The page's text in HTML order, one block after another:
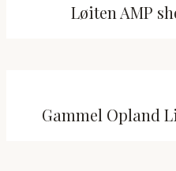
Løiten AMP
Gammel Opland